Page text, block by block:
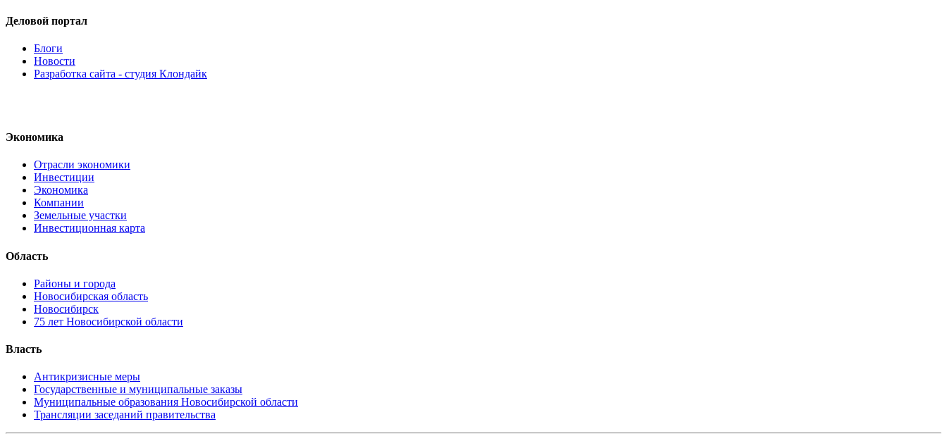
Деловой портал
Блоги
Новости
Разработка сайта - студия Клондайк
Экономика
Отрасли экономики
Инвестиции
Экономика
Компании
Земельные участки
Инвестиционная карта
Область
Районы и города
Новосибирская область
Новосибирск
75 лет Новосибирской области
Власть
Антикризисные меры
Государственные и муниципальные заказы
Муниципальные образования Новосибирской области
Трансляции заседаний правительства